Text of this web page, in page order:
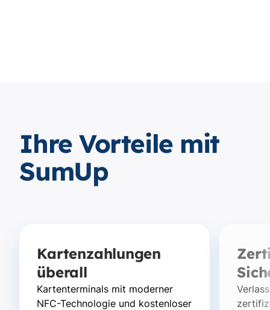
Ihre Vorteile mit
SumUp
Kartenzahlungen
überall
Kartenterminals mit moderner
NFC-Technologie und kostenloser